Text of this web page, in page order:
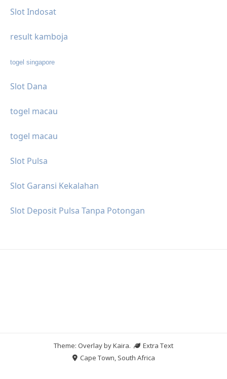
Slot Indosat
result kamboja
togel singapore
Slot Dana
togel macau
togel macau
Slot Pulsa
Slot Garansi Kekalahan
Slot Deposit Pulsa Tanpa Potongan
Theme: Overlay byKaira.
Extra Text
Cape Town, South Africa